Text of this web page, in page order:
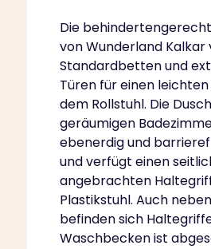
Die
von Wunderland
Standardbetten und
Türen für einen
dem Rollstuhl. Die
geräumigen
ebenerdig und
und verfügt einen
angebrachten
Plastikstuhl. Auch
befinden sich
Waschbecken ist